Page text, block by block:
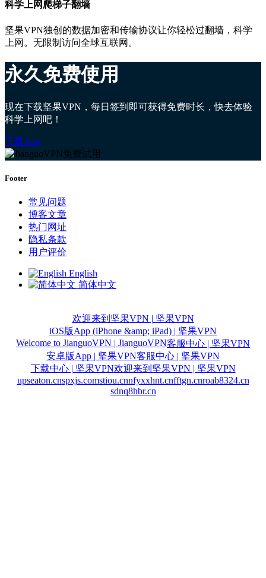
科学上网爬梯子翻墙
坚果VPN独创的数据加密和传输协议让你轻松过翻墙，科学
上网。无限制访问全球互联网。
永久免费使用
现在下载坚果VPN，每日签到即可获得免费时长，快去体验
科学上网吧！
下载App
Footer
常见问题
博客文章
热门网址
隐私条款
用户评价
English
简体中文
欢迎来到坚果VPN | 坚果VPN
iOS版App (iPhone &amp; iPad) | 坚果VPN
Welcome to JianguoVPN | JianguoVPN客服中心 | 坚果VPN
安卓版App | 坚果VPN客服中心 | 坚果VPN
下载中心 | 坚果VPN欢迎来到坚果VPN | 坚果VPN
upseaton.cnspxjs.comstiou.cnnfyxxhnt.cnfftgn.cnroab8324.cn
sdnq8hbr.cn